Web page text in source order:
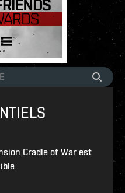
Cradle of War est